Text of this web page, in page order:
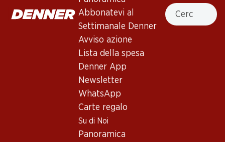
Abbonatevi al
Settimanale Denner
Avviso azione
Lista della spesa
Denner App
Newsletter
WhatsApp
Carte regalo
Su di Noi
Panoramica
Cercare
(133)
2024
(129)